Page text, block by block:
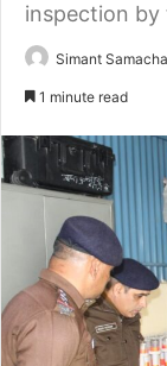
inspection by
Simant
1 minute read